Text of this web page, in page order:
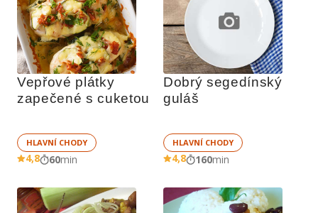
Vepřové plátky
zapečené s cuketou
HLAVNÍ CHODY
4,8 60min
Dobrý segedínský
HLAVNÍ CHODY
4,8 160min